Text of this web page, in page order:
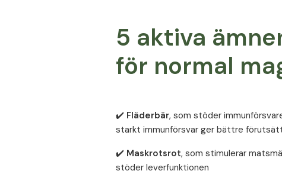
5 aktiva
för normal
✔️ Fläderbär, som stöder
starkt immunförsvar ger bättre
✔️ Maskrotsrot, som stimulerar
stöder leverfunktionen